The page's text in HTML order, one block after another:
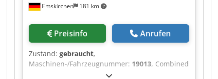
Emskirchen 181 km
Preisinfo Anrufen
Zustand: gebraucht,
Maschinen-/Fahrzeugnummer: 19013, Combined
copying milling machine - lathe MICHÄL KÄMPF